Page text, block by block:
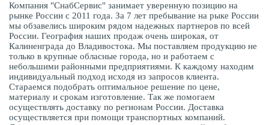
Компания "СнабСервис" занимает уверенную позицию на
рынке России с 2011 года. За 7 лет пребывание на рыке России
мы обзавелись широким рядом надежных партнеров по всей
России. География наших продаж очень широкая, от
Калиненграда до Владивостока. Мы поставляем продукцию не
только в крупные обласные города, но и работаем с
небольшими районными предприятиями. К каждому находим
индивидуальный подход исходя из запросов клиента.
Стараемся подобрать оптимальное решение по цене,
материалу и срокам изготовление. Так же помогаем
осуществлять доставку по регионам России. Доставка
осуществляется при помощи транспортных компаний.